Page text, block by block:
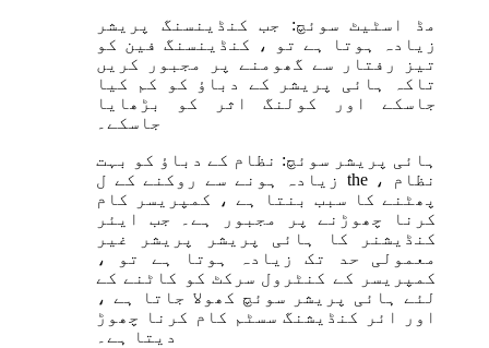
مڈ اسٹیٹ سوئچ: جب کنڈینسنگ پریشر
زیادہ ہوتا ہے تو ، کنڈینسنگ فین کو
تیز رفتار سے گھومنے پر مجبور کریں
تاکہ ہائی پریشر کے دباؤ کو کم کیا
جاسکے اور کولنگ اثر کو بڑھایا
جاسکے۔
ہائی پریشر سوئچ: نظام کے دباؤ کو بہت
زیادہ ہونے سے روکنے کے ل the ، نظام
پھٹنے کا سبب بنتا ہے ، کمپریسر کام
کرنا چھوڑنے پر مجبور ہے۔ جب ایئر
کنڈیشنر کا ہائی پریشر پریشر غیر
معمولی حد تک زیادہ ہوتا ہے تو ،
کمپریسر کے کنٹرول سرکٹ کو کاٹنے کے
لئے ہائی پریشر سوئچ کھولا جاتا ہے ،
اور ائر کنڈیشنگ سسٹم کام کرنا چھوڑ
دیتا ہے۔